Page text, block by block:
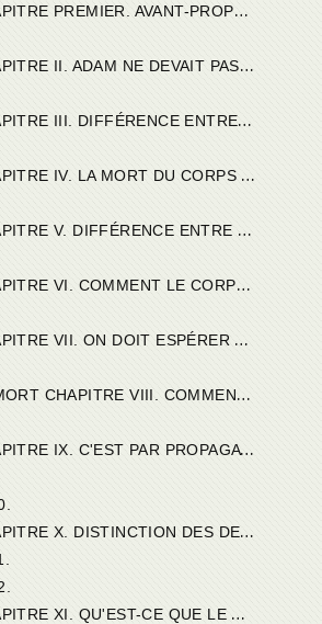
PREMIER. AVANT-PROPOS.
II. ADAM NE DEVAIT PAS MOURIR S'IL N'AVAIT PAS PÉCHÉ.
III. DIFFÉRENCE ENTRE ÊTRE MORTEL ET ÊTRE SUJET A LA MORT.
IV. LA MORT DU CORPS MÊME VIENT DU PÉCHÉ.
V. DIFFÉRENCE ENTRE MORTEL, MORT ET CERTAIN DE MOURIR.
VI. COMMENT LE CORPS EST MORT A CAUSE DU PÉCHÉ.
ON DOIT ESPÉRER LA VIE POUR LE CORPS, PUISQUE DÉJA PRÉCÈDE LA VIE DE LAME.
VIII. COMMENT IL FAUT ENTENDRE UN TEXTE DE SAINT PAUL.
PAR PROPAGATION ET NON PAR SIMPLE IMITATION, QUE LE PÉCHÉ EST PASSÉ DANS TOUS LES HOMMES.
X. DISTINCTION DES DEUX SORTES DE PÉCHÉS, ACTUEL ET ORIGINEL.
XI. QU'EST-CE QUE LE RÈGNE DE LA MORT SELON L'APÔTRE?